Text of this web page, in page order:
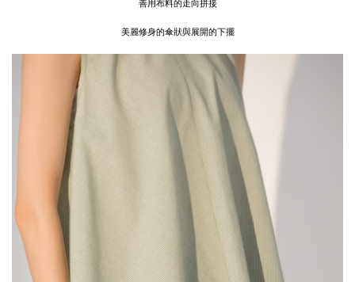
善用布料的走向拼接
美麗修身的傘狀與展開的下擺